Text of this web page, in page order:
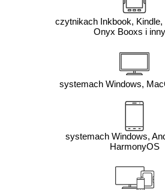
czytnikach Inkbook, Kindle,
Onyx Booxs i
systemach Windows,
systemach Windows,
HarmonyOS